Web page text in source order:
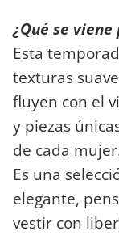
¿Qué se
Esta
texturas
fluyen con el
y piezas
de cada
Es una
elegante,
vestir con